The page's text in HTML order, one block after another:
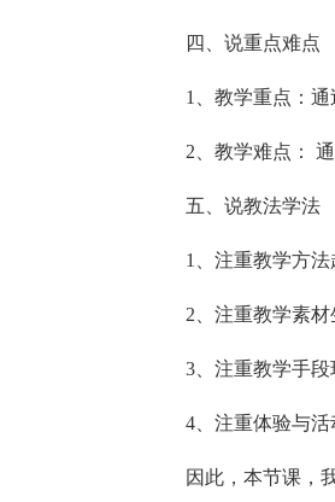
四、说重点难点
1、教学重点：
2、教学难点：
五、说教法学法
1、注重教学方
2、注重教学素
3、注重教学手
4、注重体验与活
因此，本节课，